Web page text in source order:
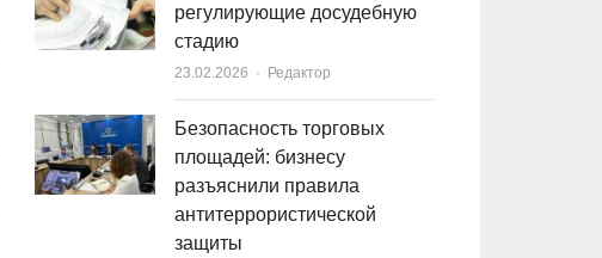
регулирующие досудебную
стадию
23.02.2026 Author
Редактор
Безопасность торговых
площадей: бизнесу
разъяснили правила
антитеррористической
защиты